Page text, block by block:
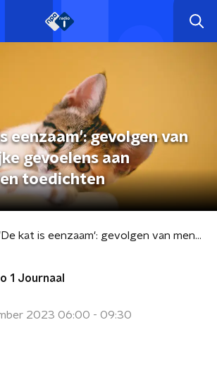
eenzaam': gevolgen van
gevoelens aan
toedichten
'De kat is eenzaam': gevolgen van menselijke gevoelens aan huisdieren toedichten
1 Journaal
2023 06:00 - 09:30